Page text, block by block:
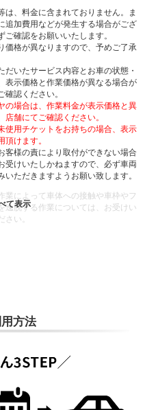
、料金に含まれておりません。ま
追加費用などが発生する場合がござ
確認をお願いいたします。
格が異なりますので、予めご了承
いたサービス内容とお車の状態・
表示価格と作業価格が異なる場合が
認ください。
場合は、作業料金が表示価格と異
舗にてご確認ください。
用チケットをお持ちの場合、表示
けます。
様の責により取付ができない場合
受けいたしかねますので、必ず車両
ただきますようお願い致します。
によって車体への接触や車枠やフ
逸脱する作業については、お受けい
い。
方法